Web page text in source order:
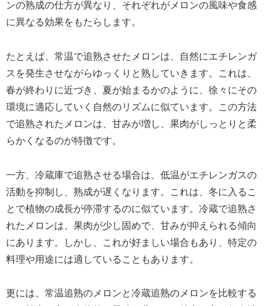
ンの熟成の仕方が異なり、それぞれがメロンの風味や食感
に異なる効果をもたらします。
たとえば、常温で追熟させたメロンは、自然にエチレンガ
スを発生させながらゆっくりと熟していきます。これは、
春が終わりに近づき、夏が始まるかのように、徐々にその
環境に適応していく自然のリズムに似ています。この方法
で追熟されたメロンは、甘みが増し、果肉がしっとりと柔
らかくなるのが特徴です。
一方、冷蔵庫で追熟させる場合は、低温がエチレンガスの
活動を抑制し、熟成が遅くなります。これは、冬に入るこ
とで植物の成長が停滞するのに似ています。冷蔵で追熟さ
れたメロンは、果肉が少し固めで、甘みが抑えられる傾向
にあります。しかし、これが好ましい場合もあり、特定の
料理や用途には適していることもあります。
更には、常温追熟のメロンと冷蔵追熟のメロンを比較する